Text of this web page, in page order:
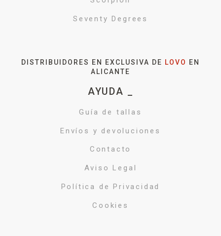
Seventy Degrees
DISTRIBUIDORES EN EXCLUSIVA DE LOVO
EN
ALICANTE
AYUDA _
Guía de tallas
Envíos y devoluciones
Contacto
Aviso Legal
Política de Privacidad
Cookies